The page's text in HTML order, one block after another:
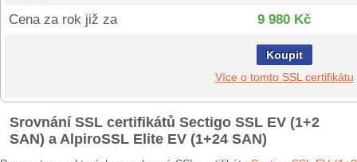
Cena za rok již za 9 980 Kč
Koupit
Více o tomto SSL certifikátu
Srovnání SSL certifikátů Sectigo SSL EV (1+2
SAN) a AlpiroSSL Elite EV (1+24 SAN)